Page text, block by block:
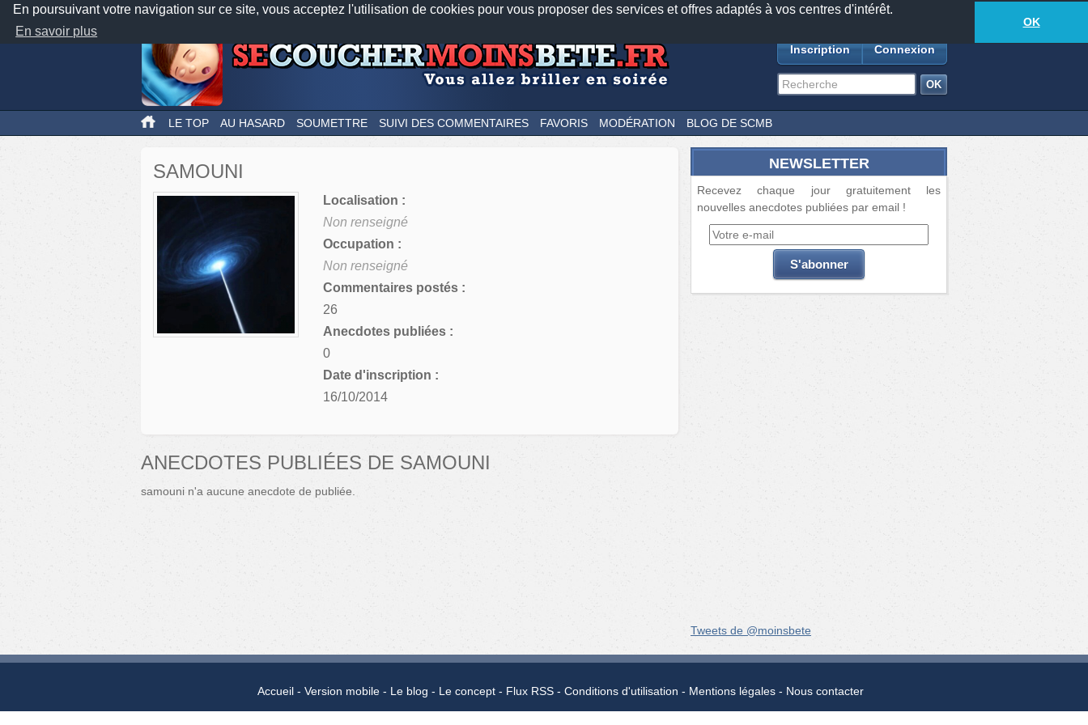
En poursuivant votre navigation sur ce site, vous acceptez l'utilisation de cookies pour vous proposer des services et offres adaptés à vos centres d'intérêt.
En savoir plus
OK
Nos applications mobiles Newsletter Facebook
TwitterFeeds18877anecdotes-365lecteurs connectés
Inscription Connexion
LE TOP AU HASARD SOUMETTRE SUIVI DES COMMENTAIRES FAVORIS MODÉRATION BLOG DE SCMB
SAMOUNI
Localisation :
Non renseigné
Occupation :
Non renseigné
Commentaires postés :
26
Anecdotes publiées :
0
Date d'inscription :
16/10/2014
ANECDOTES PUBLIÉES DE SAMOUNI
samouni n'a aucune anecdote de publiée.
NEWSLETTER
Recevez chaque jour gratuitement les
nouvelles anecdotes publiées par email !
Tweets de @moinsbete
Accueil Version mobile Le blog Le concept Flux RSS Conditions d'utilisation Mentions légales Nous contacter